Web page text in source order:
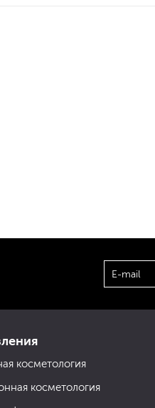
косметология
косметология